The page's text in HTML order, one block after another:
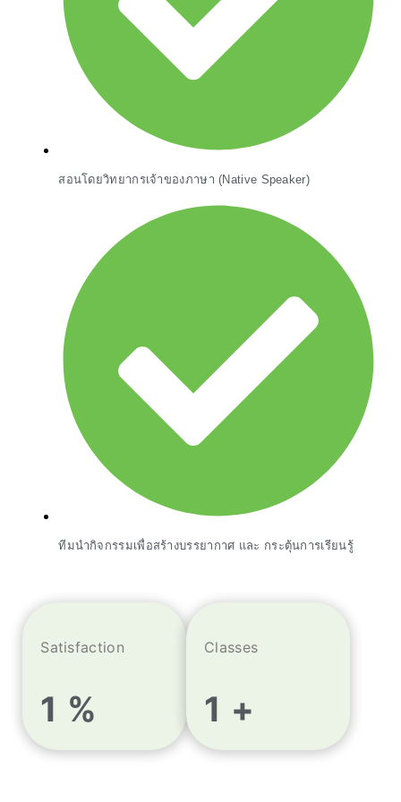
สอนโดยวิทยากรเจ้าของภาษา (Native Speaker)
ทีมนำกิจกรรมเพื่อสร้างบรรยากาศ และ กระตุ้นการเรียนรู้
Satisfaction
1 %
Classes
1 +